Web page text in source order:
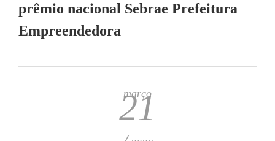
prêmio nacional Sebrae Prefeitura
Empreendedora
março
21